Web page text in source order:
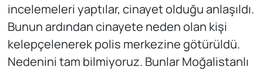
incelemeleri yaptılar, cinayet olduğu anlaşıldı.
Bunun ardından cinayete neden olan kişi
kelepçelenerek polis merkezine götürüldü.
Nedenini tam bilmiyoruz. Bunlar Moğalistanlı